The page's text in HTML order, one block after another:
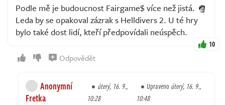
Podle mě je budoucnost Fairgame$ více než jistá.
Leda by se opakoval zázrak s Helldivers 2. U té hry
bylo také dost lidí, kteří předpovídali neúspěch.
10
Odpovědět
Anonymní
Fretka
úterý, 16. 9.,
10:28
Upravenoúterý, 16. 9.,
10:48